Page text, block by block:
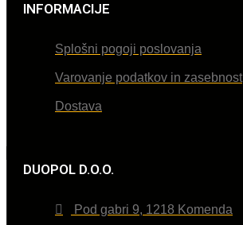
INFORMACIJE
Splošni pogoji poslovanja
Varovanje podatkov in zasebnost
Dostava
DUOPOL D.O.O.
Pod gabri 9, 1218 Komenda